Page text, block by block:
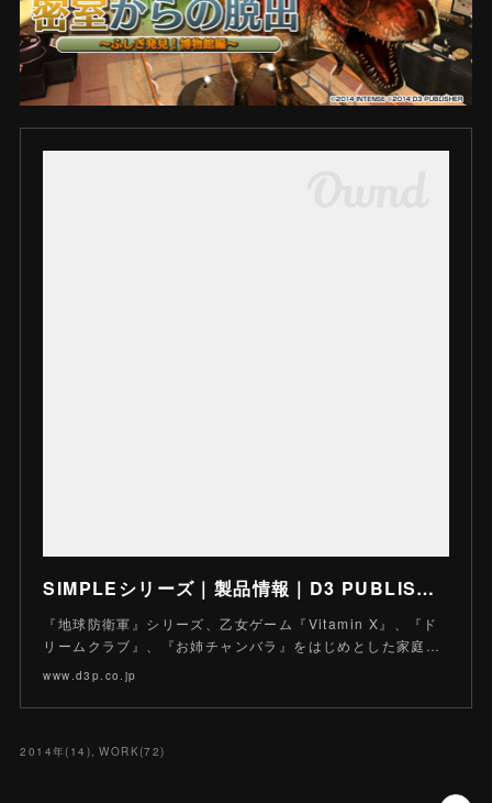
SIMPLEシリーズ｜製品情報｜D3 PUBLISHER INC. - 株式会社ディースリー・パブリッシャー
『地球防衛軍』シリーズ、乙女ゲーム『Vitamin X』、『ド
リームクラブ』、『お姉チャンバラ』をはじめとした家庭…
www.d3p.co.jp
2014年( 14 ) WORK(72)